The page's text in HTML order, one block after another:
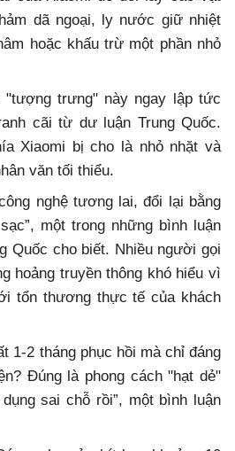
dã ngoại, ly nước giữ nhiệt
hoặc khấu trừ một phần nhỏ
"tượng trưng" này ngay lập tức
cãi từ dư luận Trung Quốc.
Xiaomi bị cho là nhỏ nhặt và
văn tối thiểu.
nghệ tương lai, đổi lại bằng
một trong những bình luận
Quốc cho biết. Nhiều người gọi
hoảng truyền thông khó hiểu vì
tổn thương thực tế của khách
1-2 tháng phục hồi mà chỉ đáng
Đúng là phong cách "hạt dẻ"
sai chỗ rồi”, một bình luận